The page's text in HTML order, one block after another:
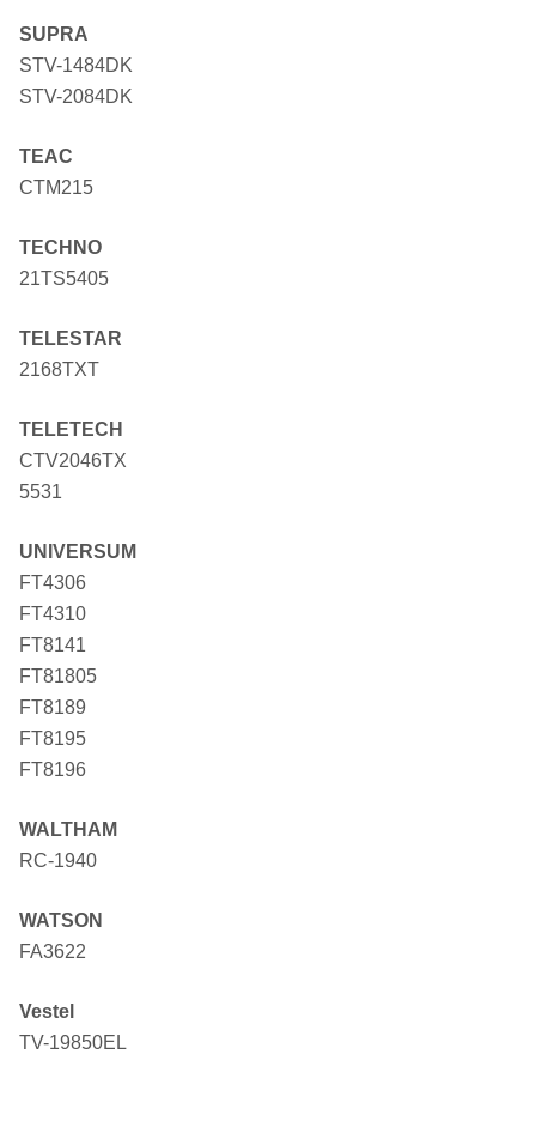
SUPRA
STV-1484DK
STV-2084DK
TEAC
CTM215
TECHNO
21TS5405
TELESTAR
2168TXT
TELETECH
CTV2046TX
5531
UNIVERSUM
FT4306
FT4310
FT8141
FT81805
FT8189
FT8195
FT8196
WALTHAM
RC-1940
WATSON
FA3622
Vestel
TV-19850EL